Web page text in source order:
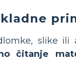
slike ili
čitanje